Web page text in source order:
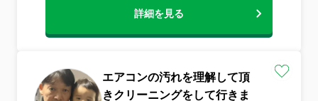
詳細を見る
エアコンの汚れを理解して頂
きクリーニングをして行きま